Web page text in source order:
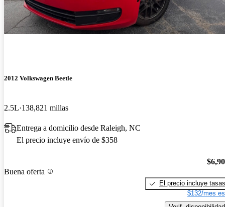
2012 Volkswagen Beetle
2.5L 138,821 millas
Entrega a domicilio desde Raleigh, NC
El precio incluye envío de $358
Buena oferta
El precio incluye tasas
$132/mes